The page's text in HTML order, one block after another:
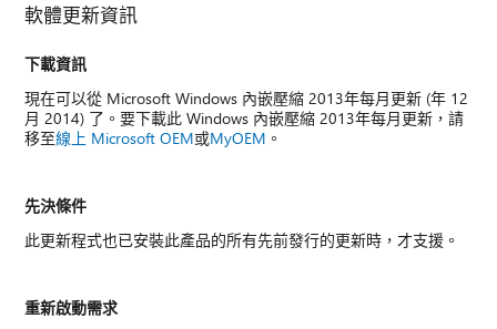
軟體更新資訊
下載資訊
現在可以從 Microsoft Windows 內嵌壓縮 2013年每月更新 (年 12
月 2014) 了。要下載此 Windows 內嵌壓縮 2013年每月更新，請
移至線上 Microsoft OEM或MyOEM 。
先決條件
此更新程式也已安裝此產品的所有先前發行的更新時，才支援。
重新啟動需求